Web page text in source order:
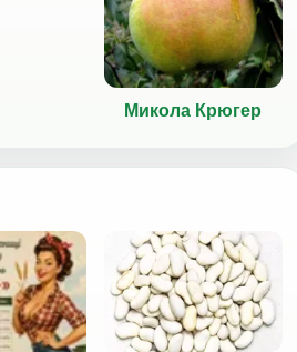
Микола Крюгер